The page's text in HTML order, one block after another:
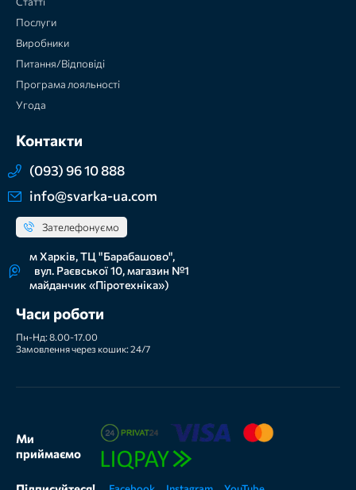
Послуги
Виробники
Питання/Відповіді
Програма лояльності
Угода
Контакти
(093) 96 10 888
info@svarka-ua.com
Зателефонуємо
м Харків, ТЦ "Барабашово",
вул. Раєвської 10, магазин №1
майданчик «Піротехніка»)
Часи роботи
Пн-Нд: 8.00-17.00
Замовлення через кошик: 24/7
Ми
приймаємо